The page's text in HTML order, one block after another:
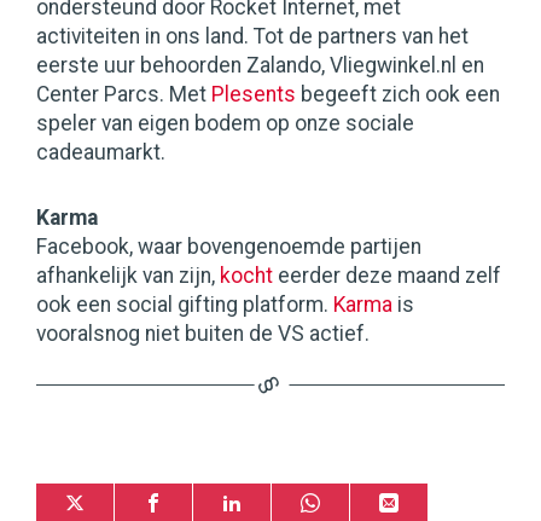
ondersteund door Rocket Internet, met
activiteiten in ons land. Tot de partners van het
eerste uur behoorden Zalando, Vliegwinkel.nl en
Center Parcs. Met Plesents begeeft zich ook een
speler van eigen bodem op onze sociale
cadeaumarkt.
Karma
Facebook, waar bovengenoemde partijen
afhankelijk van zijn, kocht eerder deze maand zelf
ook een social gifting platform. Karma is
vooralsnog niet buiten de VS actief.